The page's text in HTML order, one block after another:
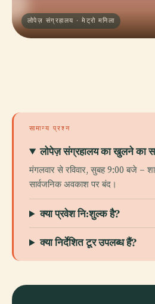
लोपेज़ संग्रहालय · मेट्रो मनिला
सामान्य प्रश्न
लोपेज़ संग्रहालय का खुलने का
मंगलवार से रविवार, सुबह 9:00 बजे –
सार्वजनिक अवकाश पर बंद।
क्या प्रवेश नि:शुल्क है?
क्या निर्देशित टूर उपलब्ध हैं?